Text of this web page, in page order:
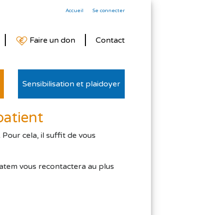
Accueil Se connecter
Contact
Faire un don
Sensibilisation et plaidoyer
cela, il suffit de vous
vous recontactera au plus